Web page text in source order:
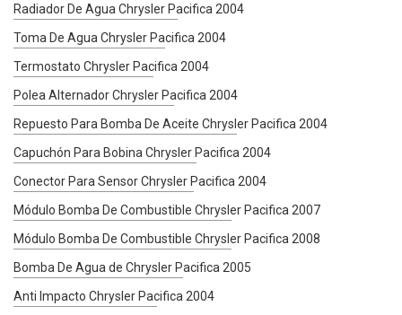
Radiador De Agua Chrysler Pacifica 2004
Toma De Agua Chrysler Pacifica 2004
Termostato Chrysler Pacifica 2004
Polea Alternador Chrysler Pacifica 2004
Repuesto Para Bomba De Aceite Chrysler Pacifica 2004
Capuchón Para Bobina Chrysler Pacifica 2004
Conector Para Sensor Chrysler Pacifica 2004
Módulo Bomba De Combustible Chrysler Pacifica 2007
Módulo Bomba De Combustible Chrysler Pacifica 2008
Bomba De Agua de Chrysler Pacifica 2005
Anti Impacto Chrysler Pacifica 2004